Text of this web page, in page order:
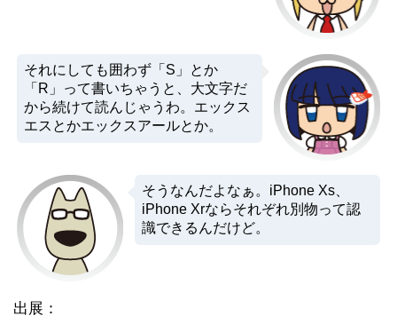
それにしても囲わず「S」とか
「R」って書いちゃうと、大文字だ
から続けて読んじゃうわ。エックス
エスとかエックスアールとか。
そうなんだよなぁ。iPhone Xs、
iPhone Xrならそれぞれ別物って認
識できるんだけど。
出展：